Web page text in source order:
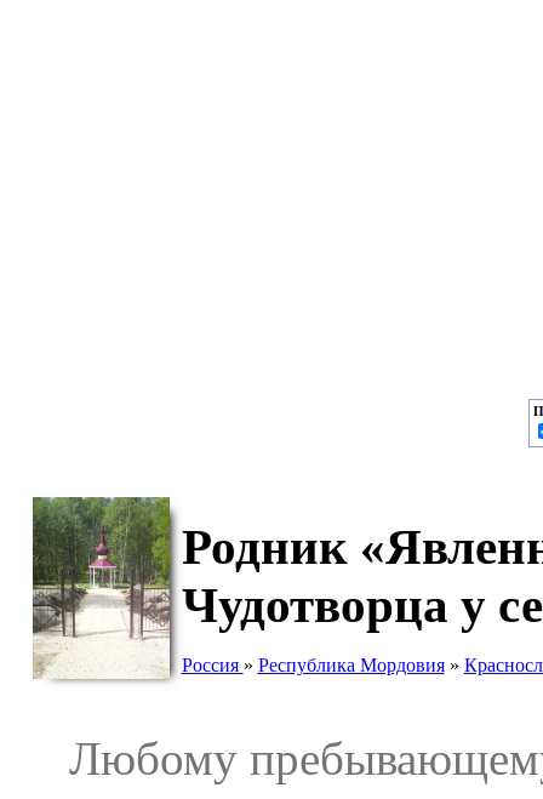
Родник
Чудотворца у
Россия » Республика Мордовия»
Любому пребывающему